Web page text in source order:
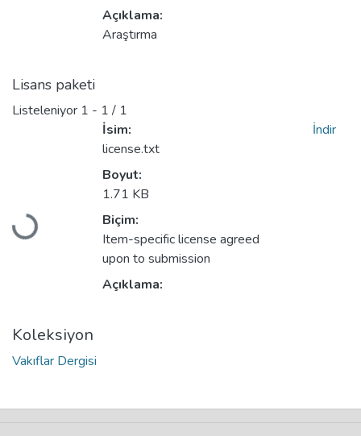
Açıklama:
Araştırma
Lisans paketi
Listeleniyor 1 - 1 / 1
Yükleniyor...
İsim:
license.txt
Boyut:
1.71 KB
Biçim:
Item-specific license agreed
upon to submission
Açıklama:
İndir
Koleksiyon
Vakıflar Dergisi